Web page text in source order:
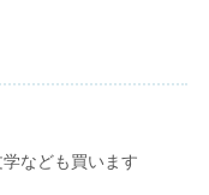
なども買います